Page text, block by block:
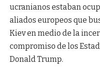
ucranianos estaban
aliados europeos que
Kiev en medio de la
compromiso de los
Donald Trump.